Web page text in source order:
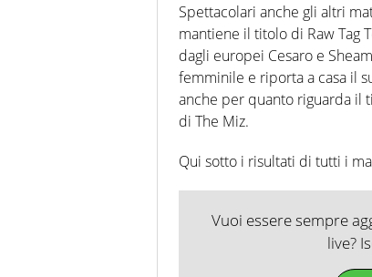
Spettacolari anche gli altri
mantiene il titolo di Raw Tag
dagli europei Cesaro e
femminile e riporta a casa il
anche per quanto riguarda il
di The Miz.
Qui sotto i risultati di tutti i
Vuoi essere sempre
live?